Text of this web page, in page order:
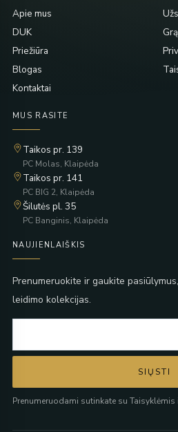
Apie mus
DUK
Priežiūra
Blogas
Kontaktai
MUS RASITE
Taikos pr. 139
PC Molas, Klaipėda
Taikos pr. 141
PC BIG 2, Klaipėda
Šilutės pl. 35
PC Banginis, Klaipėda
NAUJIENLAIŠKIS
Prenumeruokite ir gaukite
leidimo kolekcijas.
SIŲSTI
Prenumeruodami sutinkate su